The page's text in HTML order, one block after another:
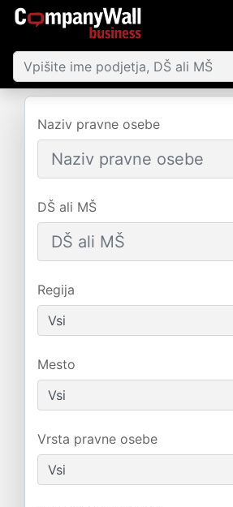
Naziv pravne osebe
DŠ ali MŠ
Regija
Mesto
Vrsta pravne osebe